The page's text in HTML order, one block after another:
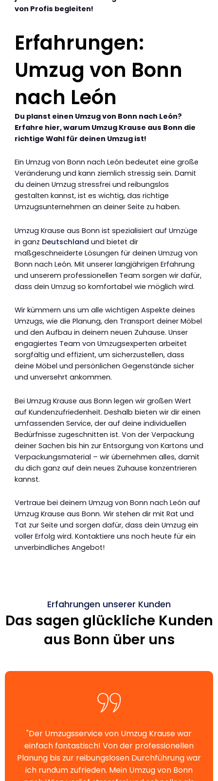
von Profis begleiten!
Erfahrungen:
Umzug von Bonn
nach León
Du planst einen Umzug von Bonn nach León?
Erfahre hier, warum Umzug Krause aus Bonn die
richtige Wahl für deinen Umzug ist!
Ein Umzug von Bonn nach León bedeutet eine große
Veränderung und kann ziemlich stressig sein. Damit
du deinen Umzug stressfrei und reibungslos
gestalten kannst, ist es wichtig, das richtige
Umzugsunternehmen an deiner Seite zu haben.
Umzug Krause aus Bonn ist spezialisiert auf Umzüge
in ganz Deutschland und bietet dir
maßgeschneiderte Lösungen für deinen Umzug von
Bonn nach León. Mit unserer langjährigen Erfahrung
und unserem professionellen Team sorgen wir dafür,
dass dein Umzug so komfortabel wie möglich wird.
Wir kümmern uns um alle wichtigen Aspekte deines
Umzugs, wie die Planung, den Transport deiner Möbel
und den Aufbau in deinem neuen Zuhause. Unser
engagiertes Team von Umzugsexperten arbeitet
sorgfältig und effizient, um sicherzustellen, dass
deine Möbel und persönlichen Gegenstände sicher
und unversehrt ankommen.
Bei Umzug Krause aus Bonn legen wir großen Wert
auf Kundenzufriedenheit. Deshalb bieten wir dir einen
umfassenden Service, der auf deine individuellen
Bedürfnisse zugeschnitten ist. Von der Verpackung
deiner Sachen bis hin zur Entsorgung von Kartons und
Verpackungsmaterial – wir übernehmen alles, damit
du dich ganz auf dein neues Zuhause konzentrieren
kannst.
Vertraue bei deinem Umzug von Bonn nach León auf
Umzug Krause aus Bonn. Wir stehen dir mit Rat und
Tat zur Seite und sorgen dafür, dass dein Umzug ein
voller Erfolg wird. Kontaktiere uns noch heute für ein
unverbindliches Angebot!
Erfahrungen unserer Kunden
Das sagen glückliche Kunden
aus Bonn über uns
"Der Umzugsservice von Umzug Krause war
einfach fantastisch! Von der professionellen
Planung bis zur reibungslosen Durchführung war
ich rundum zufrieden. Mein Umzug von Bonn